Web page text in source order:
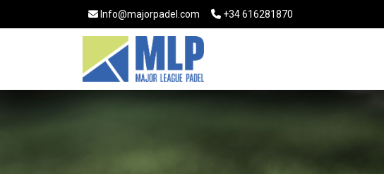
Info@majorpadel.com +34 616281870